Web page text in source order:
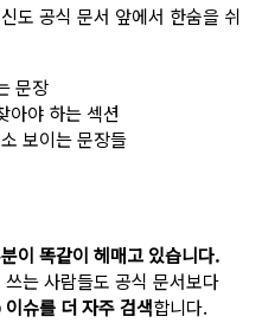
도 공식 문서 앞에서 한숨을 쉬
문장
아야 하는 섹션
보이는 문장들
이 똑같이 헤매고 있습니다.
는 사람들도 공식 문서보다
슈를 더 자주 검색합니다.